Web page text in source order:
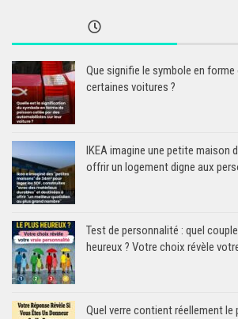
Que signifie le symbole en
certaines voitures ?
IKEA imagine une petite maison
offrir un logement digne aux
Test de personnalité : quel
heureux ? Votre choix révèle
Quel verre contient réellement le